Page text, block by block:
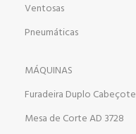
Ventosas
Pneumáticas
MÁQUINAS
Furadeira Duplo Cabeçote
Mesa de Corte AD 3728